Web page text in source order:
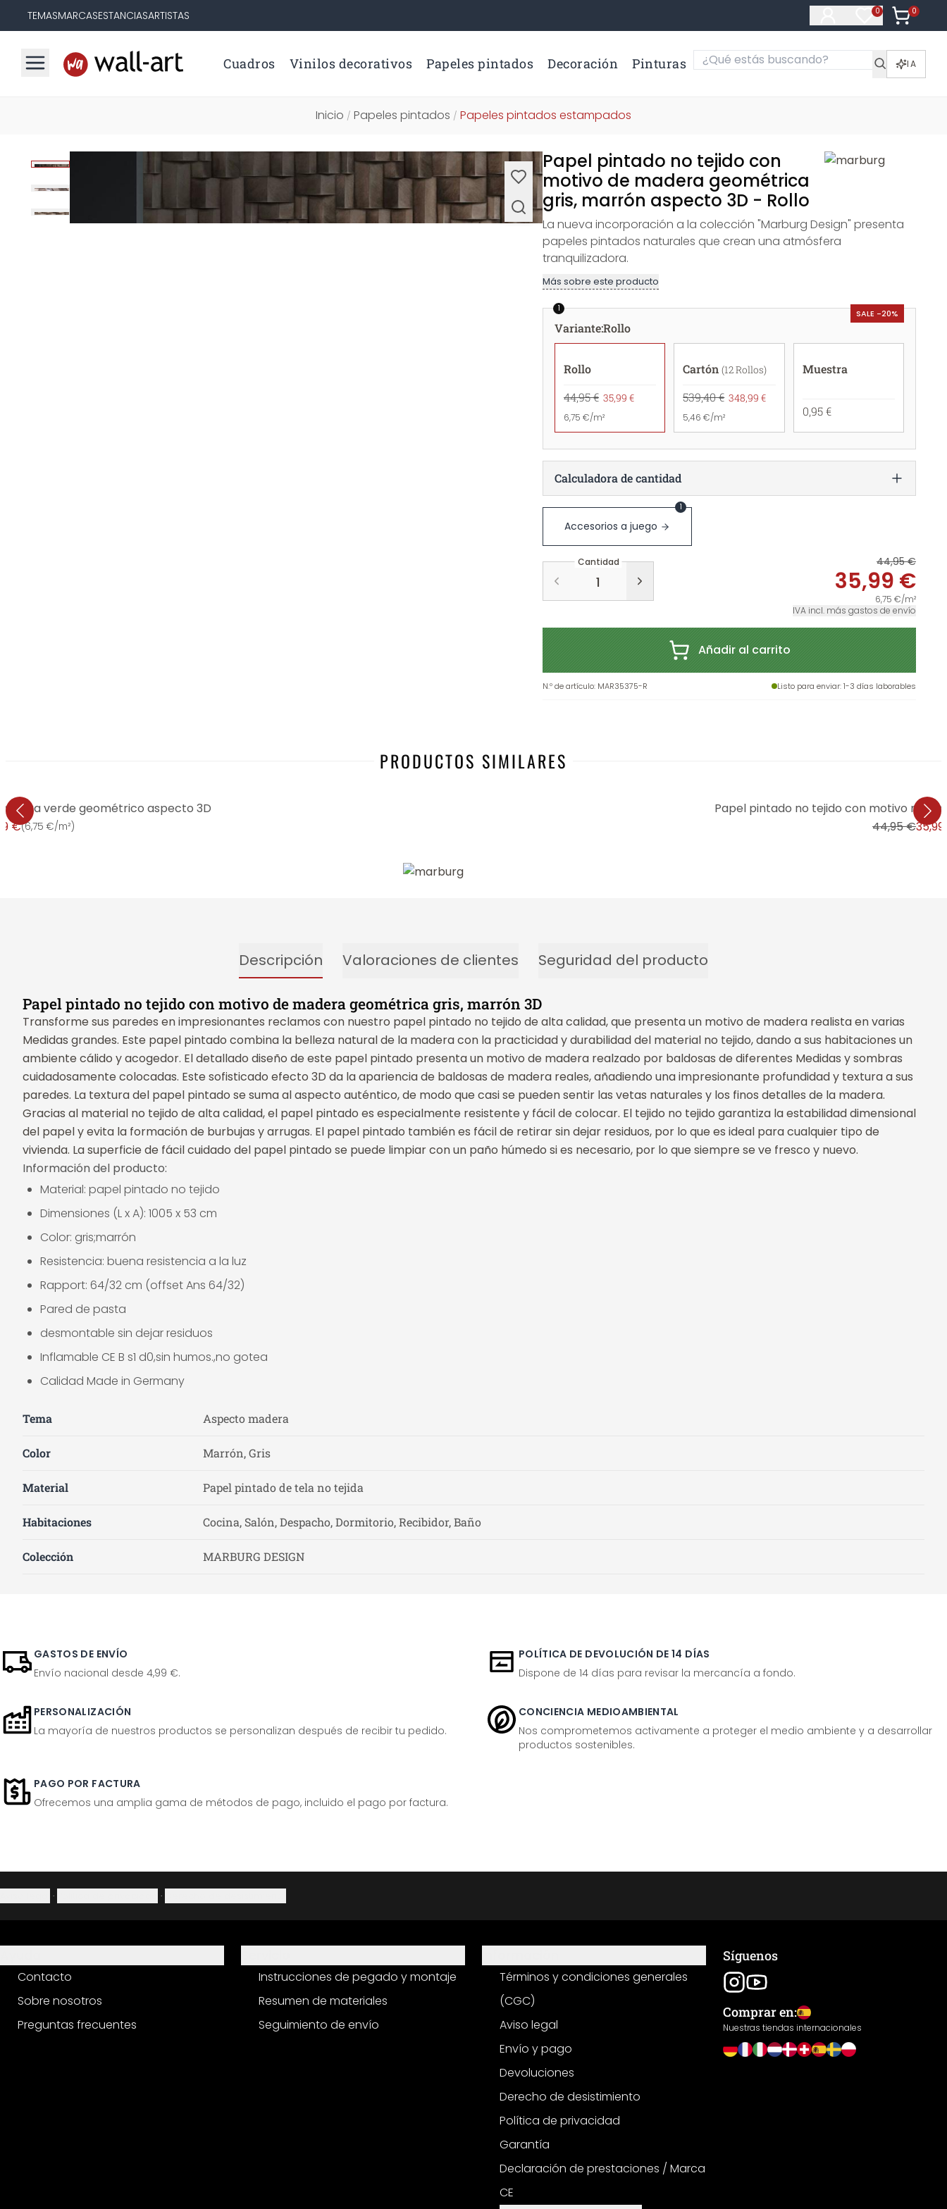
TEMASMARCASESTANCIASARTISTAS 0
Artículos en
0
Artículos
Cuadros Vinilos decorativos Papeles pintados Decoración Pinturas IA
Inicio / Papeles pintados / Papeles pintados estampados
Papel pintado no tejido con
motivo de madera geométrica
gris, marrón aspecto 3D - Rollo
La nueva incorporación a la colección "Marburg Design" presenta
papeles pintados naturales que crean una atmósfera
tranquilizadora.
Más sobre este producto
SALE -20%
1
Variante:Rollo
Rollo
44,95 € 35,99 €
6,75 €/m²
Cartón (12 Rollos)
539,40 € 348,99 €
5,46 €/m²
Muestra
0,95 €
Calculadora de cantidad
Accesorios a juego
1
Cantidad 44,95 €
35,99 €
6,75 €/m²
IVA incl. más gastos de envío
Añadir al carrito
N.º de artículo: MAR35375-R Listo para enviar: 1-3 días laborables
PRODUCTOS SIMILARES
verde geométrico aspecto 3D
€(6,75 €/m²)
Papel pintado no tejido con motivo
44,95 €
Descripción Valoraciones de clientes Seguridad del producto
Papel pintado no tejido con motivo de madera geométrica gris, marrón 3D
Transforme sus paredes en impresionantes reclamos con nuestro papel pintado no tejido de alta calidad, que presenta un motivo de madera realista en varias
Medidas grandes. Este papel pintado combina la belleza natural de la madera con la practicidad y durabilidad del material no tejido, dando a sus habitaciones un
ambiente cálido y acogedor. El detallado diseño de este papel pintado presenta un motivo de madera realzado por baldosas de diferentes Medidas y sombras
cuidadosamente colocadas. Este sofisticado efecto 3D da la apariencia de baldosas de madera reales, añadiendo una impresionante profundidad y textura a sus
paredes. La textura del papel pintado se suma al aspecto auténtico, de modo que casi se pueden sentir las vetas naturales y los finos detalles de la madera.
Gracias al material no tejido de alta calidad, el papel pintado es especialmente resistente y fácil de colocar. El tejido no tejido garantiza la estabilidad dimensional
del papel y evita la formación de burbujas y arrugas. El papel pintado también es fácil de retirar sin dejar residuos, por lo que es ideal para cualquier tipo de
vivienda. La superficie de fácil cuidado del papel pintado se puede limpiar con un paño húmedo si es necesario, por lo que siempre se ve fresco y nuevo.
Información del producto:
Material: papel pintado no tejido
Dimensiones (L x A): 1005 x 53 cm
Color: gris;marrón
Resistencia: buena resistencia a la luz
Rapport: 64/32 cm (offset Ans 64/32)
Pared de pasta
desmontable sin dejar residuos
Inflamable CE B s1 d0,sin humos.,no gotea
Calidad Made in Germany
Tema Aspecto madera
Color Marrón, Gris
Material Papel pintado de tela no tejida
Habitaciones Cocina, Salón, Despacho, Dormitorio, Recibidor, Baño
Colección MARBURG DESIGN
GASTOS DE ENVÍO
Envío nacional desde 4,99 €.
POLÍTICA DE DEVOLUCIÓN DE 14 DÍAS
Dispone de 14 días para revisar la mercancía a fondo.
PERSONALIZACIÓN
La mayoría de nuestros productos se personalizan después de recibir tu pedido.
CONCIENCIA MEDIOAMBIENTAL
Nos comprometemos activamente a proteger el medio ambiente y a desarrollar
productos sostenibles.
PAGO POR FACTURA
Ofrecemos una amplia gama de métodos de pago, incluido el pago por factura.
· ·
Contacto
Sobre nosotros
Preguntas frecuentes
Instrucciones de pegado y montaje
Resumen de materiales
Seguimiento de envío
Términos y condiciones generales
(CGC)
Aviso legal
Envío y pago
Devoluciones
Derecho de desistimiento
Política de privacidad
Garantía
Declaración de prestaciones / Marca
CE
Síguenos
Comprar en:
Nuestras tiendas internacionales